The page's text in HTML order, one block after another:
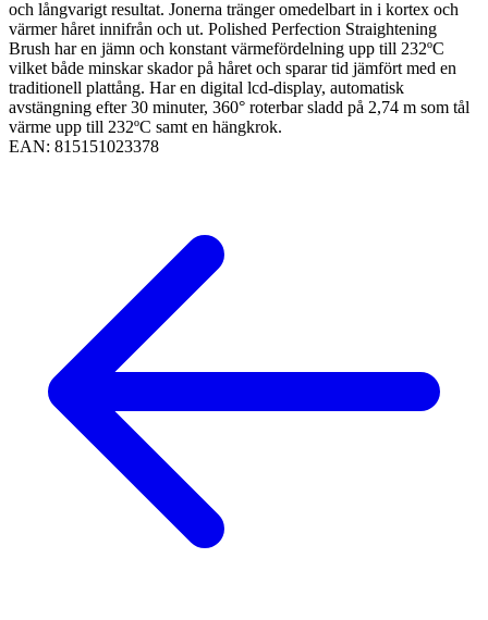
och långvarigt resultat. Jonerna tränger omedelbart in i kortex och
värmer håret innifrån och ut. Polished Perfection Straightening
Brush har en jämn och konstant värmefördelning upp till 232ºC
vilket både minskar skador på håret och sparar tid jämfört med en
traditionell plattång. Har en digital lcd-display, automatisk
avstängning efter 30 minuter, 360° roterbar sladd på 2,74 m som tål
värme upp till 232ºC samt en hängkrok.
EAN: 815151023378